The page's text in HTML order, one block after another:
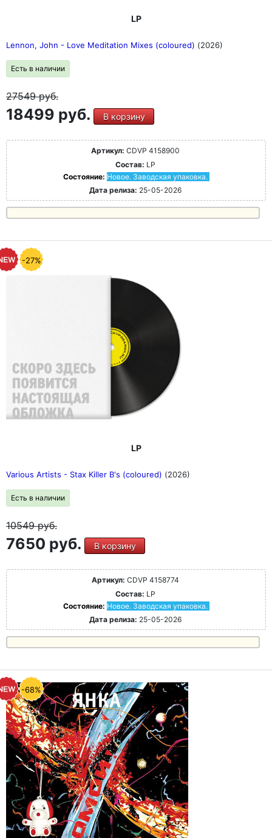
LP
Lennon, John - Love Meditation Mixes (coloured) (2026)
Есть в наличии
27549руб.
18499 руб. В корзину
Артикул: CDVP 4158900
Состав: LP
Состояние: Новое. Заводская упаковка.
Дата релиза: 25-05-2026
-27%
LP
Various Artists - Stax Killer B's (coloured) (2026)
Есть в наличии
10549руб.
7650 руб. В корзину
Артикул: CDVP 4158774
Состав: LP
Состояние: Новое. Заводская упаковка.
Дата релиза: 25-05-2026
-68%